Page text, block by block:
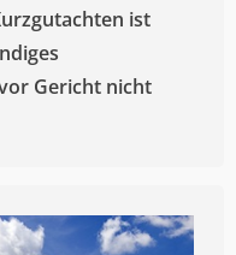
ist
Gericht nicht